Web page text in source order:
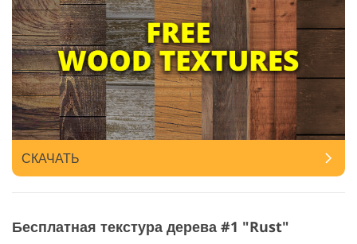
СКАЧАТЬ
Бесплатная текстура дерева #1 "Rust"